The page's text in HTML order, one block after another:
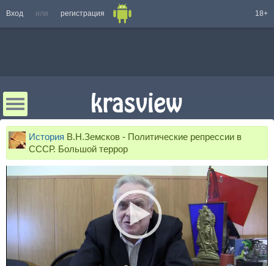
Вход или регистрация 18+
История В.Н.Земсков - Политические репрессии в
СССР. Большой террор